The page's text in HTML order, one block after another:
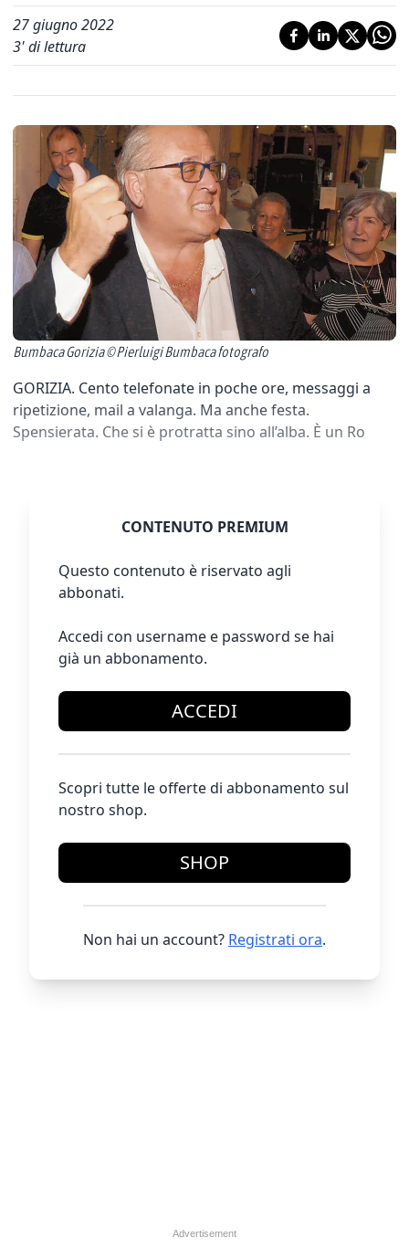
27 giugno 2022
3' di lettura
Bumbaca Gorizia © Pierluigi Bumbaca fotografo
GORIZIA. Cento telefonate in poche ore, messaggi a
ripetizione, mail a valanga. Ma anche festa.
Spensierata. Che si è protratta sino all’alba. È un Ro
CONTENUTO PREMIUM
Questo contenuto è riservato agli
abbonati.
Accedi con username e password se hai
già un abbonamento.
ACCEDI
Scopri tutte le offerte di abbonamento sul
nostro shop.
SHOP
Non hai un account? Registrati ora.